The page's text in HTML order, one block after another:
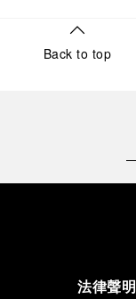
Back to top
法律聲明